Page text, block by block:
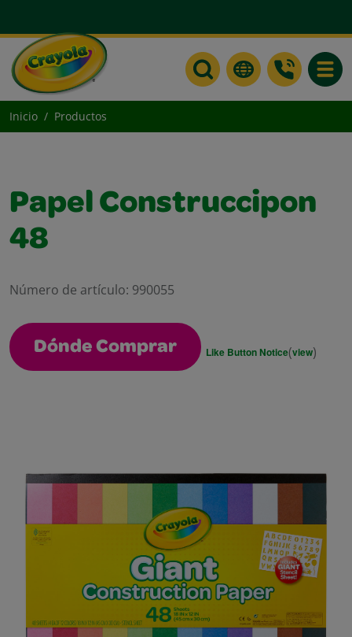
Inicio Productos
Papel Construccipon
48
Número de artículo: 990055
Dónde Comprar Like Button Notice(view)